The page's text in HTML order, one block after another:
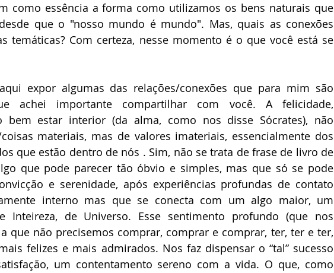
como essência a forma como utilizamos os bens naturais que
que o "nosso mundo é mundo". Mas, quais as conexões
temáticas? Com certeza, nesse momento é o que você está se
expor algumas das relações/conexões que para mim são
achei importante compartilhar com você. A felicidade,
bem estar interior (da alma, como nos disse Sócrates), não
materiais, mas de valores imateriais, essencialmente dos
que estão dentro de nós . Sim, não se trata de frase de livro de
que pode parecer tão óbvio e simples, mas que só se pode
e serenidade, após experiências profundas de contato
interno mas que se conecta com um algo maior, um
Inteireza, de Universo. Esse sentimento profundo (que nos
que não precisemos comprar, comprar e comprar, ter, ter e ter,
felizes e mais admirados. Nos faz dispensar o “tal” sucesso
um contentamento sereno com a vida. O que, como